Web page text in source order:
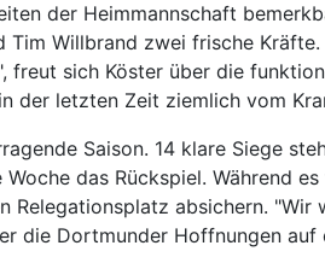
der Heimmannschaft
Willbrand zwei frische
sich Köster über die
der letzten Zeit ziemlich vom
Saison. 14 klare Siege
das Rückspiel. Während
absichern.
die Dortmunder Hoffnungen